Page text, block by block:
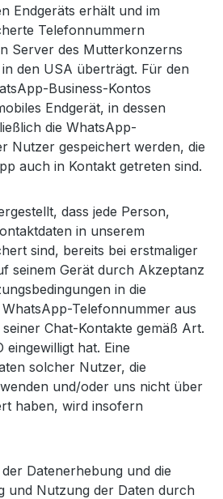
Endgeräts erhält und im
Telefonnummern
Server des Mutterkonzerns
den USA überträgt. Für den
Business-Kontos
Endgerät, in dessen
die WhatsApp-
Nutzer gespeichert werden, die
auch in Kontakt getreten sind.
dass jede Person,
in unserem
sind, bereits bei erstmaliger
seinem Gerät durch Akzeptanz
in die
Telefonnummer aus
Chat-Kontakte gemäß Art.
eingewilligt hat. Eine
solcher Nutzer, die
und/oder uns nicht über
haben, wird insofern
Datenerhebung und die
und Nutzung der Daten durch